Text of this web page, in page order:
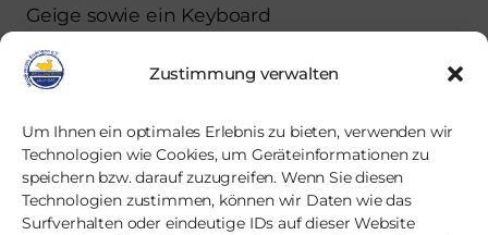
Zustimmung verwalten
Um Ihnen ein optimales Erlebnis zu bieten, verwenden wir
Technologien wie Cookies, um Geräteinformationen zu
speichern bzw. darauf zuzugreifen. Wenn Sie diesen
Technologien zustimmen, können wir Daten wie das
Surfverhalten oder eindeutige IDs auf dieser Website
Gei­ge sowie ein Key­board
kör­per.
Hast auch du Lust Teil
unse­res Orches­ters zu wer­
den?Dann schreib uns
eine Nach­richt.